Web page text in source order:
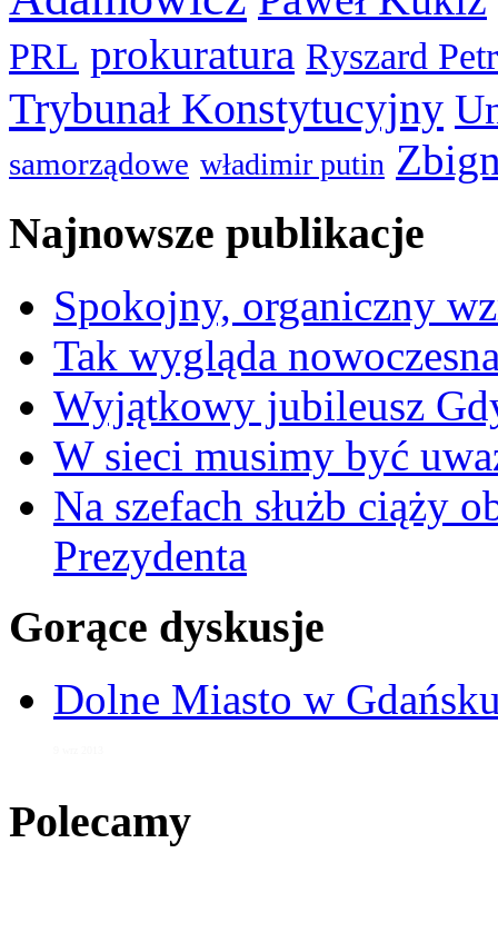
PRL prokuratura Ryszard
Trybunał Konstytucyjny
samorządowe władimir putin
Najnowsze publikacje
Spokojny, organiczny
Tak wygląda
Wyjątkowy jubileusz
W sieci musimy być
Na szefach służb ciąży
Prezydenta
Gorące dyskusje
Dolne Miasto w
Polecamy